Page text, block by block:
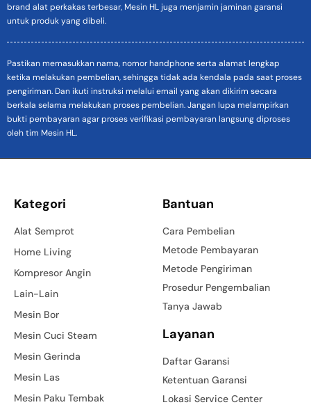
brand alat perkakas terbesar, Mesin HL juga menjamin jaminan garansi
untuk produk yang dibeli.
Pastikan memasukkan nama, nomor handphone serta alamat lengkap
ketika melakukan pembelian, sehingga tidak ada kendala pada saat proses
pengiriman. Dan ikuti instruksi melalui email yang akan dikirim secara
berkala selama melakukan proses pembelian. Jangan lupa melampirkan
bukti pembayaran agar proses verifikasi pembayaran langsung diproses
oleh tim Mesin HL.
Kategori
Alat Semprot
Home Living
Kompresor Angin
Lain-Lain
Mesin Bor
Mesin Cuci Steam
Mesin Gerinda
Mesin Las
Mesin Paku Tembak
Bantuan
Cara Pembelian
Metode Pembayaran
Metode Pengiriman
Prosedur Pengembalian
Tanya Jawab
Layanan
Daftar Garansi
Ketentuan Garansi
Lokasi Service Center